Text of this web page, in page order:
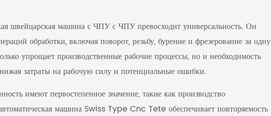
швейцарская машина с ЧПУ с ЧПУ превосходит универсальность. Он
обработки, включая поворот, резьбу, бурение и фрезерование за одну
упрощает производственные рабочие процессы, но и необходимость
затраты на рабочую силу и потенциальные ошибки.
имеют первостепенное значение, такие как производство
машина Swiss Type Cnc Tete обеспечивает повторяемость